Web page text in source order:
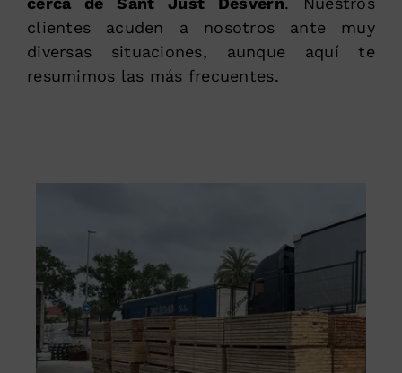
clientes acuden a nosotros ante muy
diversas situaciones, aunque aquí te
resumimos las más frecuentes.